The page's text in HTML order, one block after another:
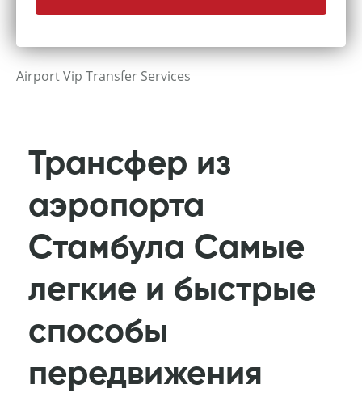
Airport Vip Transfer Services
Трансфер из
аэропорта
Стамбула Самые
легкие и быстрые
способы
передвижения